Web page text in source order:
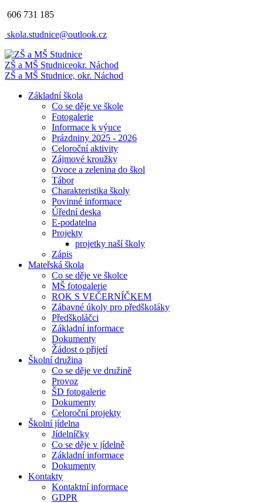
606 731 185
skola.studnice@outlook.cz
ZŠ a MŠ Studniceokr. Náchod
ZŠ a MŠ Studnice, okr. Náchod
Základní škola
Co se děje ve škole
Fotogalerie
Informace k výuce
Prázdniny 2025 - 2026
Celoroční aktivity
Zájmové kroužky
Ovoce a zelenina do škol
Tábor
Charakteristika školy
Povinné informace
Úřední deska
E-podatelna
Projekty
projetky naší školy
Zápis
Mateřská škola
Co se děje ve školce
MŠ fotogalerie
ROK S VEČERNÍČKEM
Zábavné úkoly pro předškoláky
Předškoláčci
Základní informace
Dokumenty
Žádost o přijetí
Školní družina
Co se děje ve družině
Provoz
ŠD fotogalerie
Dokumenty
Celoroční projekty
Školní jídelna
Jídelníčky
Co se děje v jídelně
Základní informace
Dokumenty
Kontakty
Kontaktní informace
GDPR